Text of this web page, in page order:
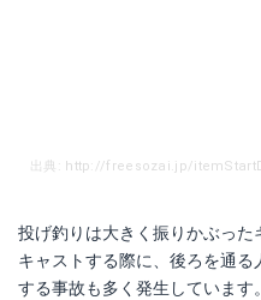
投げ釣りは大きく振りかぶった
キャストする際に、後ろを通
する事故も多く発生していま